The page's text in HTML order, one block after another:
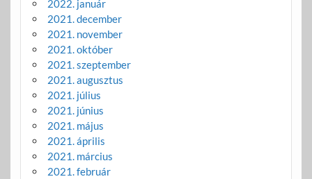
2022. január
2021. december
2021. november
2021. október
2021. szeptember
2021. augusztus
2021. július
2021. június
2021. május
2021. április
2021. március
2021. február